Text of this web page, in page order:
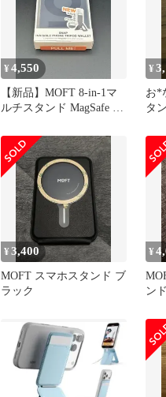
¥4,550
【新品】MOFT 8-in-1マ
ルチスタンド MagSafe デ
¥
お*
タ
¥3,400
MOFT スマホスタンド ブ
ラック
¥
ン